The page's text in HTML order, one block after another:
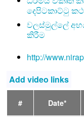
දෙපිටකාට්ටු
වලස්මුල්ලේ
කිරීම
http://
Add video links
# Date*